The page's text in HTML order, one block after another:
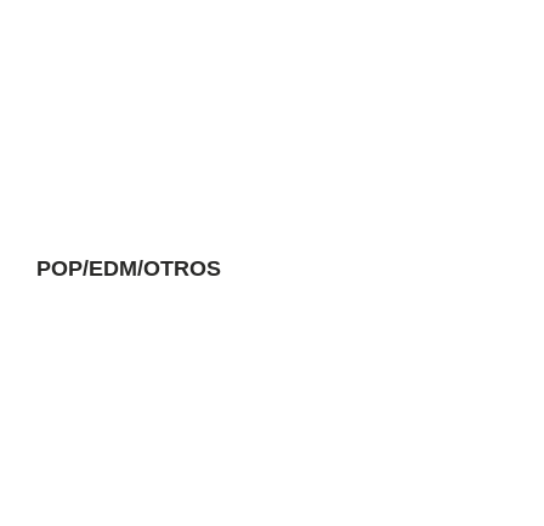
POP/EDM/OTROS